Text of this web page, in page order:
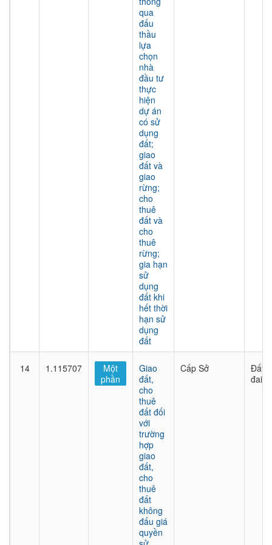
qua
đấu
thầu
lựa
chọn
nhà
đầu tư
thực
hiện
dự án
có sử
dụng
đất;
giao
đất và
giao
rừng;
cho
thuê
đất và
cho
thuê
rừng;
gia hạn
sử
dụng
đất khi
hết thời
hạn sử
dụng
đất
14 1.115707
Một
phần
Giao
đất,
cho
thuê
đất đối
với
trường
hợp
giao
đất,
cho
thuê
đất
không
đấu giá
quyền
Cấp Sở
Đất
đai